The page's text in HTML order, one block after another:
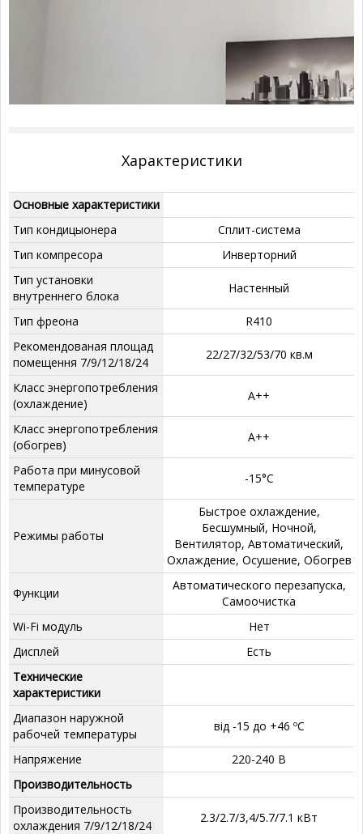
Характеристики
Основные характеристики
Тип кондицыонера
Сплит-система
Тип компресора
‎Инверторний
Тип установки
внутреннего блока
‎Настенный
Тип фреона
‎R410
Рекомендованая площад
помещення 7/9/12/18/24
‎22/27/32/53/70 кв.м
Класс энергопотребления
(охлаждение)
А++
Класс энергопотребления
(обогрев)
А++
Работа при минусовой
температуре
‎-15°C
Режимы работы
‎Быстрое охлаждение,
Бесшумный, Ночной,
Вентилятор, Автоматический,
Охлаждение, Осушение, Обогрев
Функции
‎Автоматического перезапуска,
Самоочистка
Wi-Fi модуль
Нет
Дисплей
‎Есть
Технические
характеристики
Диапазон наружной
рабочей температуры
від -15 до +46 ºС
Напряжение
220-240 В
Производительность
Производительность
охлаждения 7/9/12/18/24
2.3/2.7/3,4/5.7/7.1 кВт